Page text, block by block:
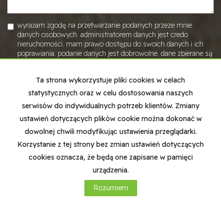
wyrażam zgodę na przetwarzanie podanych przeze mnie
danych osobowych. administratorem danych jest credo
nieruchomości. mam prawo dostępu do swoich danych i ich
poprawiania. podanie danych jest dobrowolne. dane zbierane są
zawarciem umowy.
Ta strona wykorzystuje pliki cookies w celach
statystycznych oraz w celu dostosowania naszych
serwisów do indywidualnych potrzeb klientów. Zmiany
ustawień dotyczących plików cookie można dokonać w
dowolnej chwili modyfikując ustawienia przeglądarki.
Korzystanie z tej strony bez zmian ustawień dotyczących
cookies oznacza, że będą one zapisane w pamięci
urządzenia.
Rozumiem